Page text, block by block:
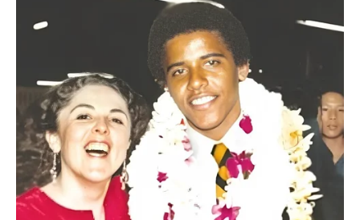
Zdravlje i Tradicija: Porodične Navike
Porodica Rokvić ne brine samo o umetnosti; njihova
posvećenost zdravlju i tradicionalnim vrednostima je
evidentna. U njihovoj ishrani, posebno se ističe upotreba
prirodnih lekovitih sastojaka, sa naročitom pažnjom prema
luku, koji je poznat po mnogim zdravstvenim koristima. Osim
što je ključni sastojak u mnogim jelima, luk je i prirodni lek koji
se koristi u narodnoj medicini, posebno u obliku sirupa za